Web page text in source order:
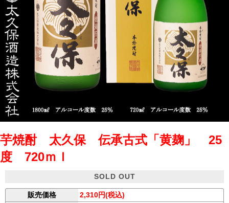
芋焼酎 太久保 伝承古式「黄麹」 25
度 720ｍｌ
SOLD OUT
販売価格 2,310円(税込)